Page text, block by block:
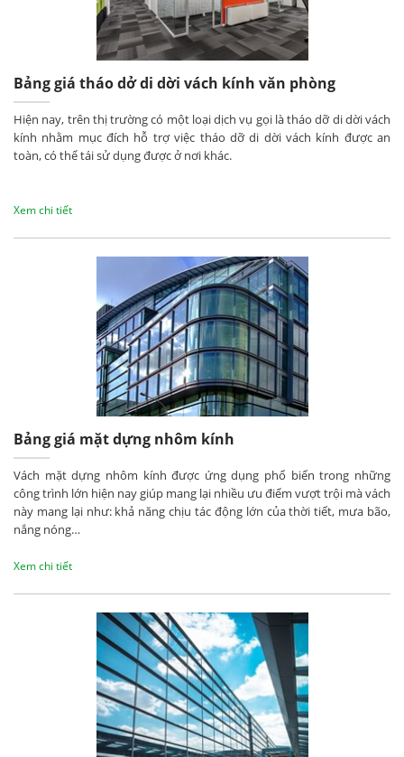
Bảng giá tháo dở di dời vách kính văn phòng
Hiện nay, trên thị trường có một loại dịch vụ gọi là tháo dỡ di dời vách
kính nhằm mục đích hỗ trợ việc tháo dỡ di dời vách kính được an
toàn, có thể tái sử dụng được ở nơi khác.
Xem chi tiết
Bảng giá mặt dựng nhôm kính
Vách mặt dựng nhôm kính được ứng dụng phổ biến trong những
công trình lớn hiện nay giúp mang lại nhiều ưu điểm vượt trội mà vách
này mang lại như: khả năng chịu tác động lớn của thời tiết, mưa bão,
nắng nóng…
Xem chi tiết